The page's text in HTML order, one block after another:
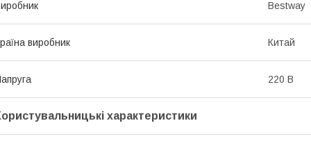
Bestway
виробник Китай
220 В
характеристики